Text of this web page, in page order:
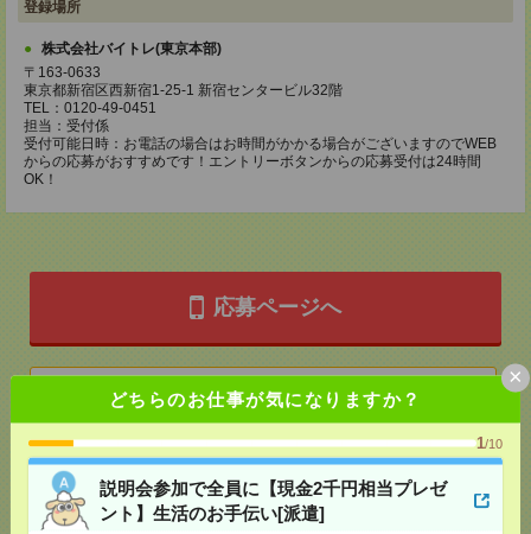
どちらのお仕事が気になりますか？
1/10
説明会参加で全員に【現金2千円相当プレゼ
ント】生活のお手伝い[派遣]
×
登録場所
株式会社バイトレ(東京本部)
〒163-0633
東京都新宿区西新宿1-25-1 新宿センタービル32階
TEL：0120-49-0451
担当：受付係
受付可能日時：お電話の場合はお時間がかかる場合がございますのでWEB
からの応募がおすすめです！エントリーボタンからの応募受付は24時間
OK！
応募ページへ
気になる！
メール LINE